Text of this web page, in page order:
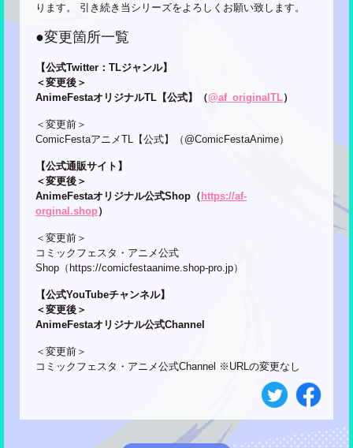
ります。 引き続き当シリーズをよろしくお願い致します。
●変更箇所一覧
【公式Twitter：TLジャンル】
＜変更後＞
AnimeFestaオリジナルTL【公式】（@af_originalTL）
＜変更前＞
ComicFestaアニメTL【公式】（@ComicFestaAnime）
【公式通販サイト】
＜変更後＞
AnimeFestaオリジナル公式Shop（https://af-
orginal.shop）
＜変更前＞
コミックフェスタ・アニメ公式
Shop（https://comicfestaanime.shop-pro.jp）
【公式YouTubeチャンネル】
＜変更後＞
AnimeFestaオリジナル公式Channel
＜変更前＞
コミックフェスタ・アニメ公式Channel ※URLの変更なし